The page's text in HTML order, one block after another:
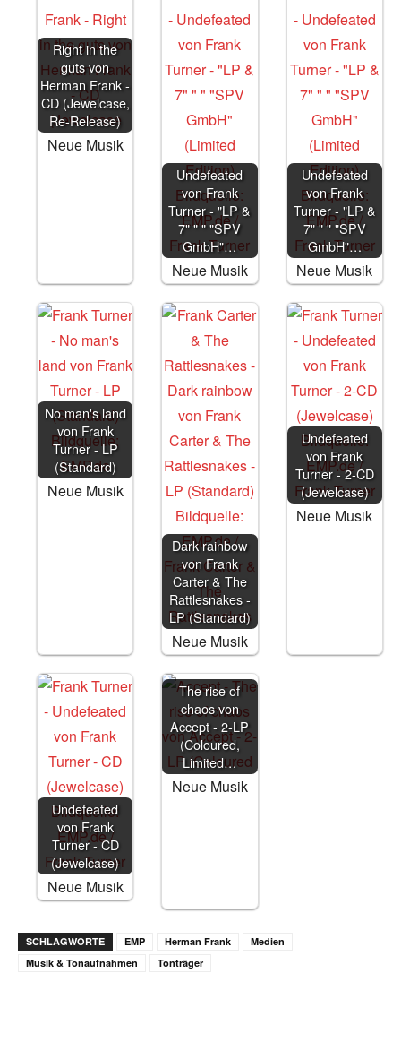
Right in the
guts von
Herman Frank -
CD (Jewelcase,
Re-Release)
Neue Musik
Undefeated
von Frank
Turner - "LP &
7" " " "SPV
GmbH"…
Neue Musik
Undefeated
von Frank
Turner - "LP &
7" " " "SPV
GmbH"…
Neue Musik
No man's land
von Frank
Turner - LP
(Standard)
Neue Musik
Dark rainbow
von Frank
Carter & The
Rattlesnakes -
LP (Standard)
Neue Musik
Undefeated
von Frank
Turner - 2-CD
(Jewelcase)
Neue Musik
Undefeated
von Frank
Turner - CD
(Jewelcase)
Neue Musik
The rise of
chaos von
Accept - 2-LP
(Coloured,
Limited…
Neue Musik
SCHLAGWORTE EMP Herman Frank
Medien
Musik & Tonaufnahmen
Tonträger